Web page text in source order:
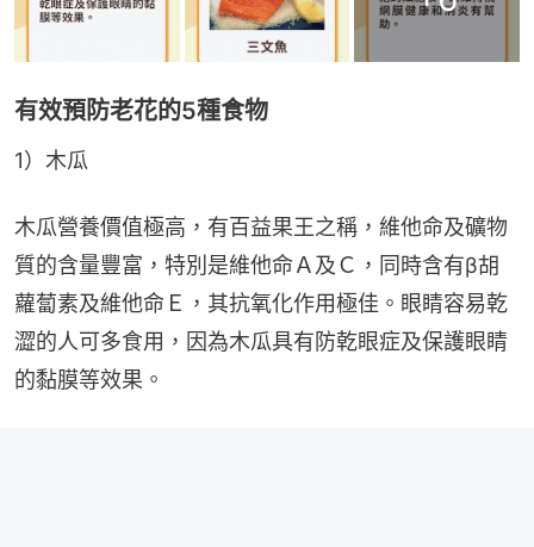
有效預防老花的5種食物
1）木瓜
木瓜營養價值極高，有百益果王之稱，維他命及礦物
質的含量豐富，特別是維他命Ａ及Ｃ，同時含有β胡
蘿蔔素及維他命Ｅ，其抗氧化作用極佳。眼睛容易乾
澀的人可多食用，因為木瓜具有防乾眼症及保護眼睛
的黏膜等效果。